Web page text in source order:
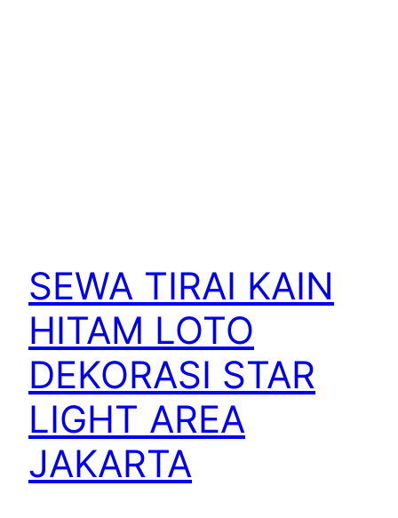
SEWA TIRAI KAIN
HITAM LOTO
DEKORASI STAR
LIGHT AREA
JAKARTA